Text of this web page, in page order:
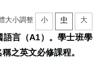
大小調整 小 中 大
言（A1）。學士班學
之英文必修課程。